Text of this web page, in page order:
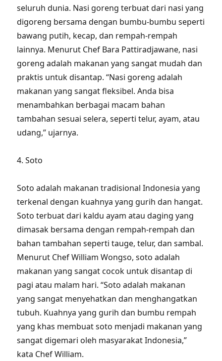
seluruh dunia. Nasi goreng terbuat dari nasi yang
digoreng bersama dengan bumbu-bumbu seperti
bawang putih, kecap, dan rempah-rempah
lainnya. Menurut Chef Bara Pattiradjawane, nasi
goreng adalah makanan yang sangat mudah dan
praktis untuk disantap. “Nasi goreng adalah
makanan yang sangat fleksibel. Anda bisa
menambahkan berbagai macam bahan
tambahan sesuai selera, seperti telur, ayam, atau
udang,” ujarnya.
4. Soto
Soto adalah makanan tradisional Indonesia yang
terkenal dengan kuahnya yang gurih dan hangat.
Soto terbuat dari kaldu ayam atau daging yang
dimasak bersama dengan rempah-rempah dan
bahan tambahan seperti tauge, telur, dan sambal.
Menurut Chef William Wongso, soto adalah
makanan yang sangat cocok untuk disantap di
pagi atau malam hari. “Soto adalah makanan
yang sangat menyehatkan dan menghangatkan
tubuh. Kuahnya yang gurih dan bumbu rempah
yang khas membuat soto menjadi makanan yang
sangat digemari oleh masyarakat Indonesia,”
kata Chef William.